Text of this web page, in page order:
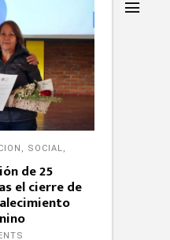
, SOCIAL,
de 25
el cierre de